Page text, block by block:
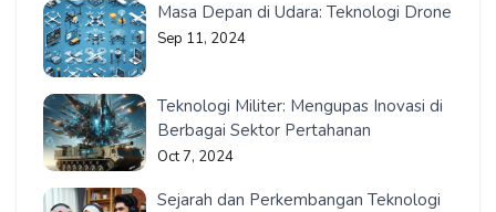
Masa Depan di Udara: Teknologi Drone
Sep 11, 2024
Teknologi Militer: Mengupas Inovasi di
Berbagai Sektor Pertahanan
Oct 7, 2024
Sejarah dan Perkembangan Teknologi